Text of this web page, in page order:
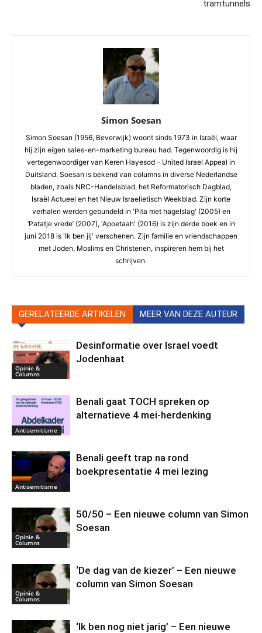
tramtunnels
Simon Soesan
Simon Soesan (1956, Beverwijk) woont sinds 1973 in Israël, waar
hij zijn eigen sales-en-marketing bureau had. Tegenwoordig is hij
vertegenwoordiger van Keren Hayesod – United Israel Appeal in
Duitsland. Soesan is bekend van columns in diverse Nederlandse
bladen, zoals NRC-Handelsblad, het Reformatorisch Dagblad,
Israël Actueel en het Nieuw Israelietisch Weekblad. Zijn korte
verhalen werden gebundeld in 'Pita met hagelslag' (2005) en
‘Patatje vrede’ (2007), 'Apoetaah' (2016) is zijn derde boek en in
juni 2018 is 'Ik ben jij' verschenen. Zijn familie en vriendschappen
met Joden, Moslims en Christenen, inspireren hem bij het
schrijven.
GERELATEERDE ARTIKELEN MEER VAN DEZE AUTEUR
Opinie &
Columns
Desinformatie over Israel voedt
Jodenhaat
Antisemitisme
Benali gaat TOCH spreken op
alternatieve 4 mei-herdenking
Antisemitisme
Benali geeft trap na rond
boekpresentatie 4 mei lezing
Opinie &
Columns
50/50 – Een nieuwe column van Simon
Soesan
Opinie &
Columns
‘De dag van de kiezer’ – Een nieuwe
column van Simon Soesan
‘Ik ben nog niet jarig’ – Een nieuwe